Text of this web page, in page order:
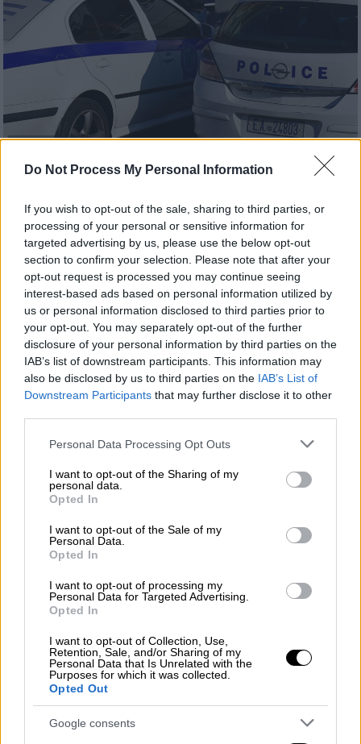
Do Not Process My Personal Information
If you wish to opt-out of the sale, sharing to third parties, or
processing of your personal or sensitive information for
targeted advertising by us, please use the below opt-out
section to confirm your selection. Please note that after your
opt-out request is processed you may continue seeing
interest-based ads based on personal information utilized by
us or personal information disclosed to third parties prior to
your opt-out. You may separately opt-out of the further
disclosure of your personal information by third parties on the
IAB’s list of downstream participants. This information may
also be disclosed by us to third parties on the IAB’s List of
Downstream Participants that may further disclose it to other
Please note that this website/app uses one or more Google
not limited to your visit or usage behaviour. You may click to
grant or deny consent to Google and its third-party tags to
use your data for below specified purposes in below Google
consent section.
Personal Data Processing Opt Outs
I want to opt-out of the Sharing of my
personal data.
Opted In
I want to opt-out of the Sale of my
Personal Data.
Opted In
I want to opt-out of processing my
Personal Data for Targeted Advertising.
Opted In
I want to opt-out of Collection, Use,
Retention, Sale, and/or Sharing of my
Personal Data that Is Unrelated with the
Purposes for which it was collected.
Opted Out
Google consents
Προσθέστε το ΕΘΝΟΣ στη Google
Συναγερμός σήμανε στην ΕΛ.ΑΣ.,καθώς πριν
από λίγο βρέθηκεβαρύς οπλισμός σε
αυτοκίνητο για το οποίο είχε δηλωθεί η
κλοπή του.
Σύμφωνα με πληροφορίες τουethnos.gr,το
όχημα εντοπίστηκε στη συμβολή των οδών
Φανοσθένους και Σμιθ στονΝέο Κόσμο.
Είχε κλαπεί στις 19.01 από την περιοχή της
Νίκαιαςκαι για την απώλεια του η
ασφαλιστική της εταιρεία. Όταν
εντοπίστηκε το όχημα και η
να το παραλάβει έκπληκτοι οι
υπάλληλοι είδαν ότι μέσα είχε βαρύ
οπλισμό.
Με βάση τις ίδιες πληροφορίες από τον
πρώτο οπτικό έλεγχο μέσα στο όχημα
υπάρχουν 2 Καλάσνικοφ και 2 αλεξίσφαιρα,
αλλά και 2 πιστόλια. Επί τόπου βρίσκονται
ισχυρές αστυνομικές δυνάμεις.
Σημειώνεται ότι το όχημα είναι τζιπ και έχει